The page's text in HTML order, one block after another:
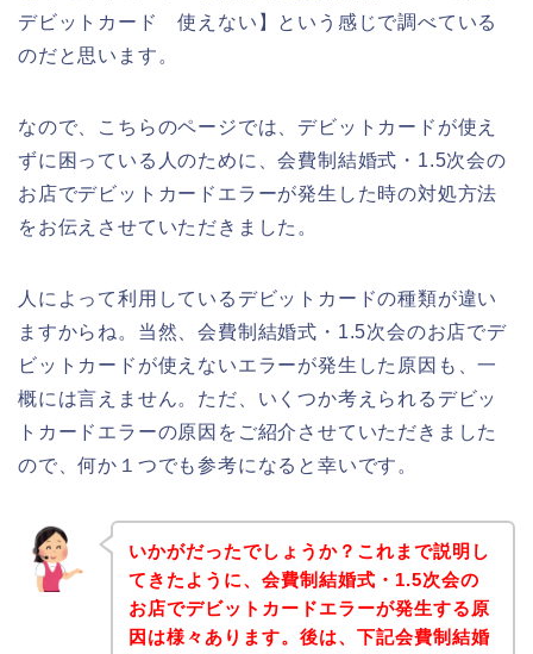
デビットカード 使えない】という感じで調べている
のだと思います。
なので、こちらのページでは、デビットカードが使え
ずに困っている人のために、会費制結婚式・1.5次会の
お店でデビットカードエラーが発生した時の対処方法
をお伝えさせていただきました。
人によって利用しているデビットカードの種類が違い
ますからね。当然、会費制結婚式・1.5次会のお店でデ
ビットカードが使えないエラーが発生した原因も、一
概には言えません。ただ、いくつか考えられるデビッ
トカードエラーの原因をご紹介させていただきました
ので、何か１つでも参考になると幸いです。
いかがだったでしょうか？これまで説明し
てきたように、会費制結婚式・1.5次会の
お店でデビットカードエラーが発生する原
因は様々あります。後は、下記会費制結婚